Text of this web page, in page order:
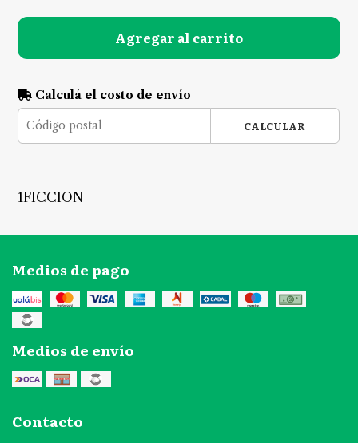
Agregar al carrito
Calculá el costo de envío
CALCULAR
1FICCION
Medios de pago
Medios de envío
Contacto